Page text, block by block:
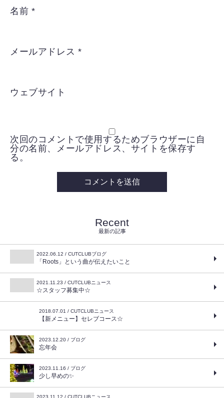
名前 *
メールアドレス *
ウェブサイト
次回のコメントで使用するためブラウザーに自
分の名前、メールアドレス、サイトを保存す
る。
Recent
最新の記事
2022.06.12 / CUTCLUBブログ
「Roots」という曲が伝えたいこと
2021.11.23 / CUTCLUBニュース
☆スタッフ募集中☆
2018.07.01 / CUTCLUBニュース
【新メニュー】セレブコース☆
2023.12.20 / ブログ
忘年会
2023.11.16 / ブログ
少し早めの✨
2023.11.12 / CUTCLUBニュース